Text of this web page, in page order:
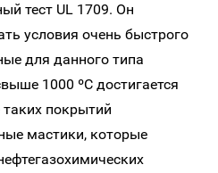
тест UL 1709. Он
условия очень быстрого
для данного типа
1000 ºC достигается
покрытий
мастики, которые